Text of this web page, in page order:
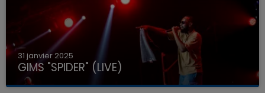
31 janvier 2025
GIMS "SPIDER" (LIVE)